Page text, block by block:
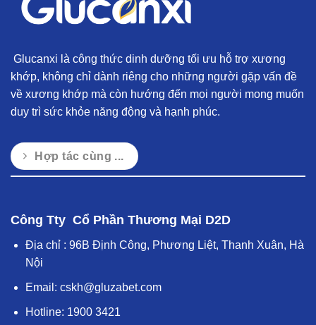
Glucanxi là công thức dinh dưỡng tối ưu hỗ trợ xương
khớp, không chỉ dành riêng cho những người gặp vấn đề
về xương khớp mà còn hướng đến mọi người mong muốn
duy trì sức khỏe năng động và hạnh phúc.
Hợp tác cùng ...
Công Tty Cổ Phần Thương Mại D2D
Địa chỉ : 96B Định Công, Phương Liệt, Thanh Xuân, Hà
Nội
Email: cskh@gluzabet.com
Hotline: 1900 3421